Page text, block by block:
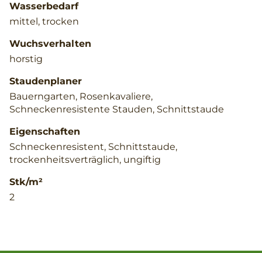
Wasserbedarf
mittel, trocken
Wuchsverhalten
horstig
Staudenplaner
Bauerngarten, Rosenkavaliere,
Schneckenresistente Stauden, Schnittstaude
Eigenschaften
Schneckenresistent, Schnittstaude,
trockenheitsverträglich, ungiftig
Stk/m²
2